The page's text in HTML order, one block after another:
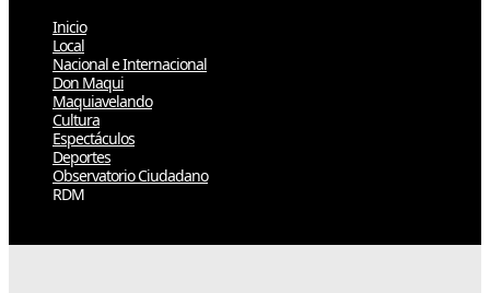
Inicio
Local
Nacional e Internacional
Don Maqui
Maquiavelando
Cultura
Espectáculos
Deportes
Observatorio Ciudadano
RDM